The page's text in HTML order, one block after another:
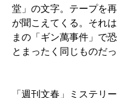
堂」の文字。テープを
が聞こえてくる。それ
まの「ギン萬事件」で
とまったく同じものだ
「週刊文春」ミステリ